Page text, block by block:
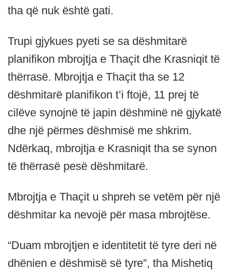
tha që nuk është gati.
Trupi gjykues pyeti se sa dëshmitarë
planifikon mbrojtja e Thaçit dhe Krasniqit të
thërrasë. Mbrojtja e Thaçit tha se 12
dëshmitarë planifikon t’i ftojë, 11 prej të
cilëve synojnë të japin dëshminë në gjykatë
dhe një përmes dëshmisë me shkrim.
Ndërkaq, mbrojtja e Krasniqit tha se synon
të thërrasë pesë dëshmitarë.
Mbrojtja e Thaçit u shpreh se vetëm për një
dëshmitar ka nevojë për masa mbrojtëse.
“Duam mbrojtjen e identitetit të tyre deri në
dhënien e dëshmisë së tyre”, tha Mishetiq